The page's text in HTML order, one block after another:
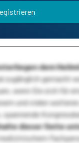
dem
gemacht
wenn Sie sich für
und vielen
spannende
dieser Seite